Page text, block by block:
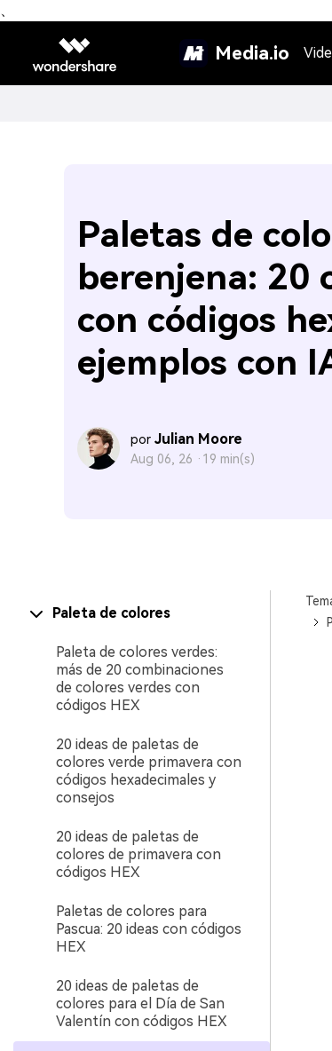
、
Media.io
Paletas de
berenjena: 20
con códigos
ejemplos con
por Julian Moore
Aug 06, 26 · 19 min(s)
Paleta de colores
Paleta de colores verdes:
más de 20 combinaciones
de colores verdes con
códigos HEX
20 ideas de paletas de
colores verde primavera con
códigos hexadecimales y
consejos
20 ideas de paletas de
colores de primavera con
códigos HEX
Paletas de colores para
Pascua: 20 ideas con códigos
HEX
20 ideas de paletas de
colores para el Día de San
Valentín con códigos HEX